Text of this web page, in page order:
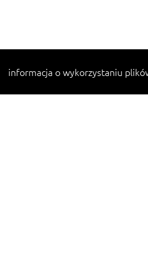
informacja o wykorzystaniu
przepisy